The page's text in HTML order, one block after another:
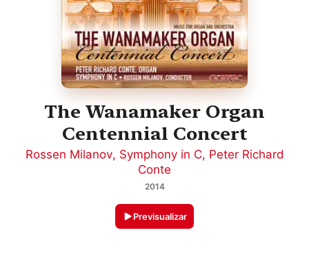
The Wanamaker Organ
Centennial Concert
Rossen Milanov, Symphony in C, Peter Richard
Conte
2014
Previsualizar